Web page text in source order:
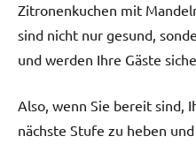
Zitronenkuchen mit
sind nicht nur gesund,
und werden Ihre Gäste
Also, wenn Sie bereit sind,
nächste Stufe zu heben